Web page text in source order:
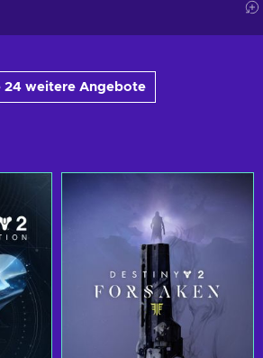
24 weitere Angebote